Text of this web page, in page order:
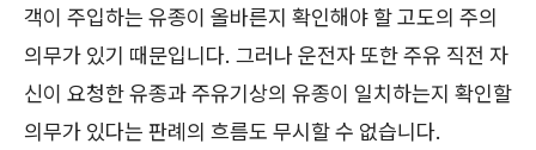
객이 주입하는 유종이 올바른지 확인해야 할 고도의 주의
의무가 있기 때문입니다. 그러나 운전자 또한 주유 직전 자
신이 요청한 유종과 주유기상의 유종이 일치하는지 확인할
의무가 있다는 판례의 흐름도 무시할 수 없습니다.